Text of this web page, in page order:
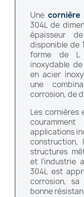
Unecornière
304L de
épaisseur
disponible de
forme de L
inoxydable
en acier
une
corrosion, de
Les cornières
applications
construction,
structures
et l'industrie
304L est
corrosion,
bonne